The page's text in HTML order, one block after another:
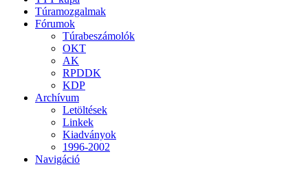
Túramozgalmak
Fórumok
Túrabeszámolók
OKT
AK
RPDDK
KDP
Archívum
Letöltések
Linkek
Kiadványok
1996-2002
Navigáció